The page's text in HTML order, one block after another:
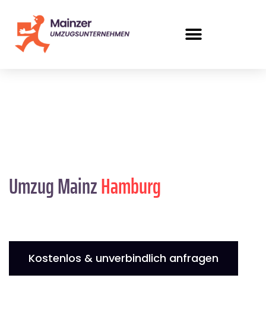
Umzug MainzHamburg
Kostenlos & unverbindlich anfragen